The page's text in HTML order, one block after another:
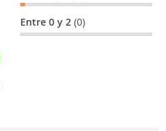
Entre 0 y 2(0)